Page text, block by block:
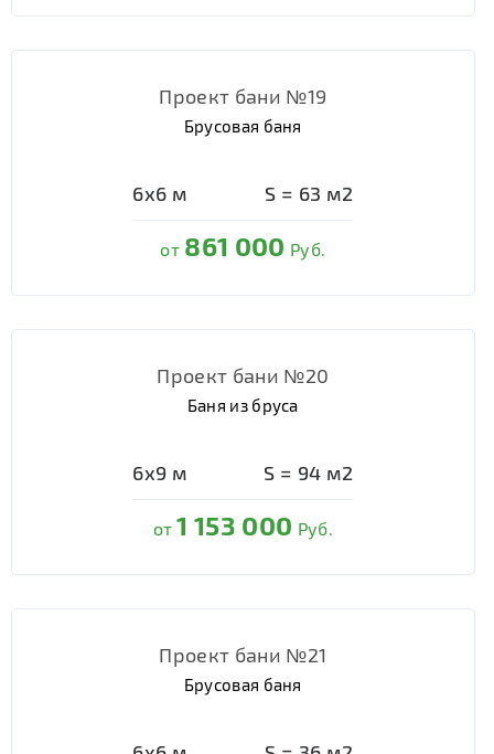
Проект бани №19
Брусовая баня
6х6 м S = 63 м2
от 861 000 Руб.
Проект бани №20
Баня из бруса
6х9 м S = 94 м2
от1 153 000 Руб.
Проект бани №21
Брусовая баня